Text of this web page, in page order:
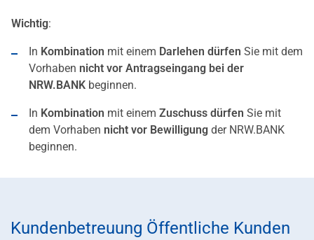
Wichtig:
In Kombination mit einem Darlehen dürfen Sie mit dem
Vorhaben nicht vor Antragseingang bei der
NRW.BANK beginnen.
In Kombination mit einem Zuschuss dürfen Sie mit
dem Vorhaben nicht vor Bewilligung der NRW.BANK
beginnen.
Kundenbetreuung Öffentliche Kunden